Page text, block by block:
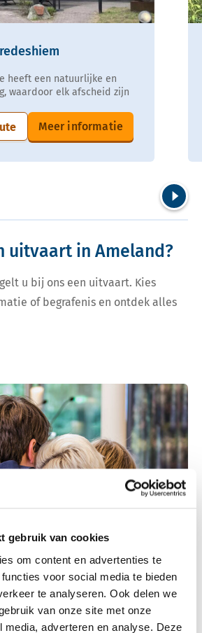
gebruik van cookies
om content en advertenties te
voor social media te bieden
te analyseren. Ook delen we
van onze site met onze
media, adverteren en analyse. Deze
heeft een natuurlijke en
waardoor elk afscheid zijn
Meer informatie
uitvaart in Ameland?
u bij ons een uitvaart. Kies
of begrafenis en ontdek alles